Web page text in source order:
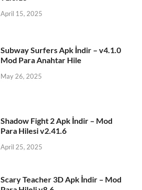
April 15, 2025
Subway Surfers Apk İndir – v4.1.0
Mod Para Anahtar Hile
May 26, 2025
Shadow Fight 2 Apk İndir – Mod
Para Hilesi v2.41.6
April 25, 2025
Scary Teacher 3D Apk İndir – Mod